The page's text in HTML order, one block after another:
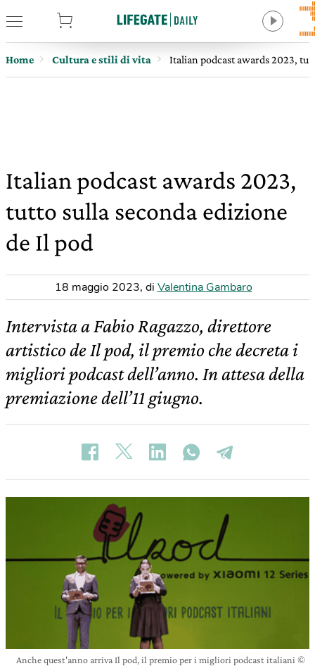
Home Cultura e stili di vita Italian podcast awards 2023,
Italian podcast awards 2023,
tutto sulla seconda edizione
de Il pod
18 maggio 2023, di Valentina Gambaro
Intervista a Fabio Ragazzo, direttore
artistico de Il pod, il premio che decreta i
migliori podcast dell’anno. In attesa della
premiazione dell’11 giugno.
Anche quest'anno arriva Il pod, il premio per i migliori podcast italiani ©